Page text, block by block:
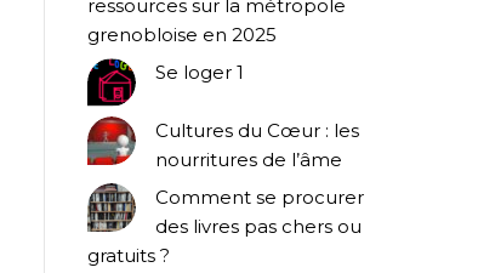
ressources sur la métropole
grenobloise en 2025
Se loger 1
Cultures du Cœur : les
nourritures de l’âme
Comment se procurer
des livres pas chers ou
gratuits ?